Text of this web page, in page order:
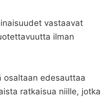
vastaavat
ilman
osaltaan edesauttaa
ratkaisua niille, jotka